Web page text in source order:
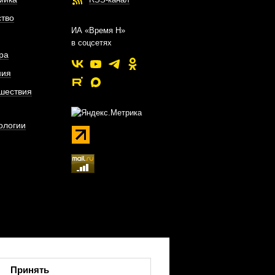
ИА «Время Н»
в соцсетях
Принять